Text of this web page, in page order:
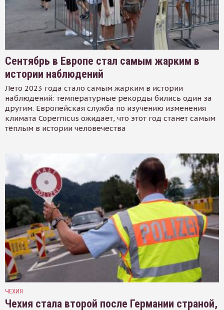
Сентябрь в Европе стал самым жарким в
истории наблюдений
Лето 2023 года стало самым жарким в истории
наблюдений: температурные рекорды бились один за
другим. Европейская служба по изучению изменения
климата Copernicus ожидает, что этот год станет самым
тёплым в истории человечества
ЧЕХИЯ
Чехия стала второй после Германии страной,